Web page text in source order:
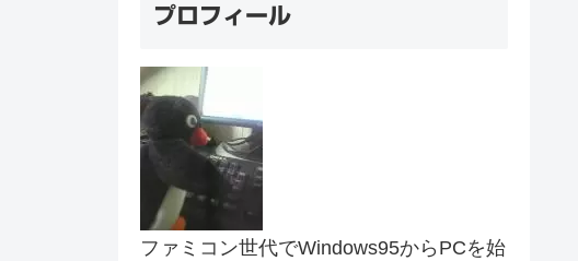
プロフィール
ファミコン世代でWindows95からPCを始